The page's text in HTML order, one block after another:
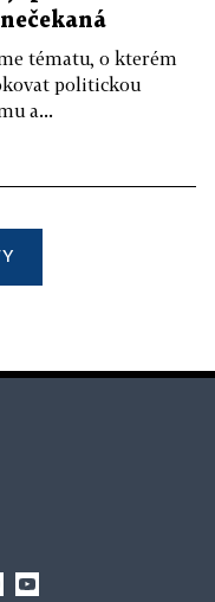
tématu, o kterém
politickou
a...